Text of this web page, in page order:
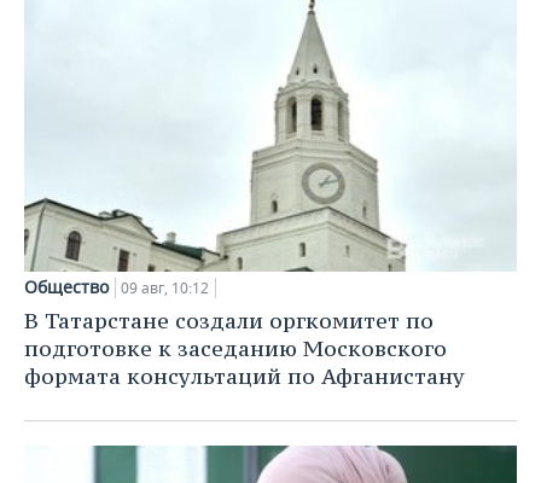
Общество 09 авг, 10:12
В Татарстане создали оргкомитет по
подготовке к заседанию Московского
формата консультаций по Афганистану